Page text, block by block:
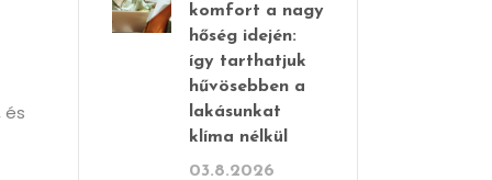
és
komfort a nagy
hőség idején:
így tarthatjuk
hűvösebben a
lakásunkat
klíma nélkül
03.8.2026